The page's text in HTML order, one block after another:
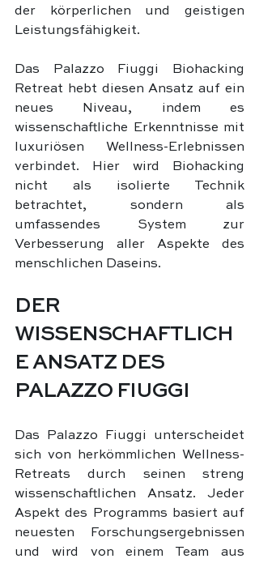
der körperlichen und geistigen
Leistungsfähigkeit.
Das Palazzo Fiuggi Biohacking
Retreat hebt diesen Ansatz auf ein
neues Niveau, indem es
wissenschaftliche Erkenntnisse mit
luxuriösen Wellness-Erlebnissen
verbindet. Hier wird Biohacking
nicht als isolierte Technik
betrachtet, sondern als
umfassendes System zur
Verbesserung aller Aspekte des
menschlichen Daseins.
DER
WISSENSCHAFTLICH
E ANSATZ DES
PALAZZO FIUGGI
Das Palazzo Fiuggi unterscheidet
sich von herkömmlichen Wellness-
Retreats durch seinen streng
wissenschaftlichen Ansatz. Jeder
Aspekt des Programms basiert auf
neuesten Forschungsergebnissen
und wird von einem Team aus